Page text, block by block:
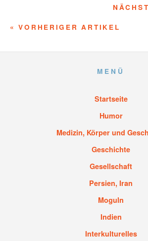
« VORHERIGER ARTIKEL
MENÜ
Startseite
Humor
Medizin, Körper und
Geschichte
Gesellschaft
Persien, Iran
Moguln
Indien
Interkulturelles